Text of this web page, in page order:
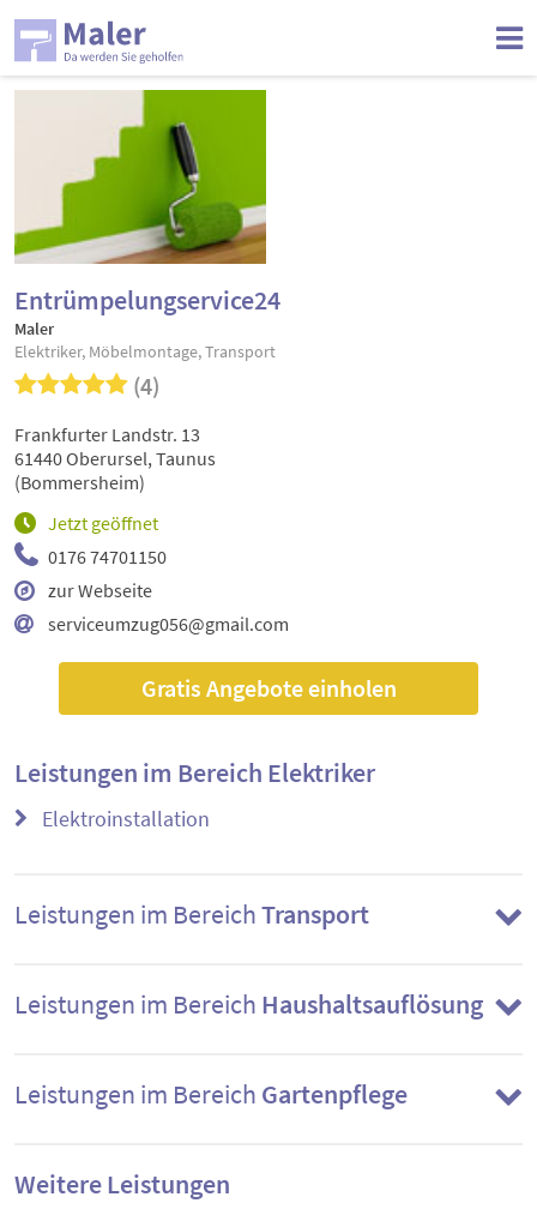
Entrümpelungservice24
Maler
Elektriker, Möbelmontage, Transport
(4)
0176 74701150
zur Webseite
serviceumzug056@gmail.com
Jetzt geöffnet
Frankfurter Landstr. 13
61440 Oberursel, Taunus
(Bommersheim)
Gratis Angebote einholen
Leistungen im Bereich Elektriker
Elektroinstallation
Leistungen im BereichTransport
Leistungen im Bereich Haushaltsauflösung
Leistungen im Bereich Gartenpflege
Weitere Leistungen